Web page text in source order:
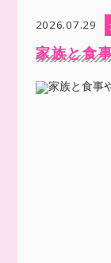
2026.07.29
家族と食